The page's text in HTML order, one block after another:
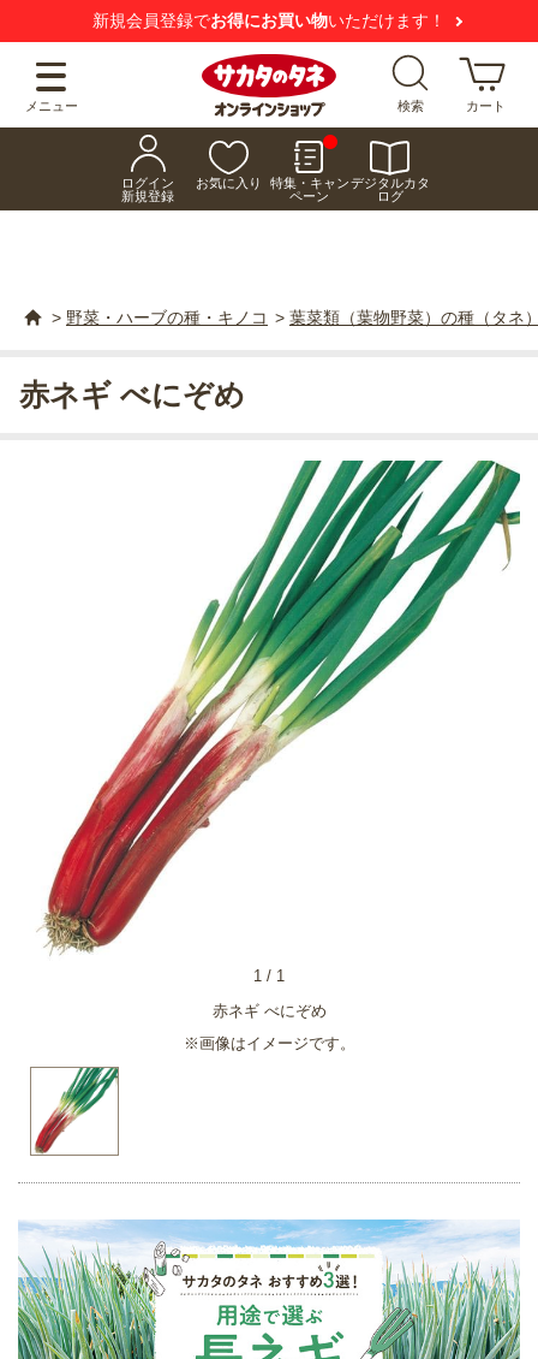
新規会員登録でお得にお買い物いただけます！
メニュー 検索 カート
ログイン
新規登録
お気に入り
特集・キャン
ペーン
デジタルカタ
ログ
> 野菜・ハーブの種・キノコ > 葉菜類（葉物野菜）の種（タネ
赤ネギ べにぞめ
※画像はイメージです。
1 / 1
赤ネギ べにぞめ